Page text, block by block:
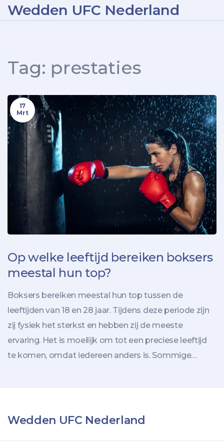
Wedden UFC Nederland
Tag: prestaties
17
Mrt
Op welke leeftijd bereiken boksers
meestal hun top?
Boksers bereiken meestal hun top tussen de
leeftijden van 18 en 28 jaar. Tijdens deze periode zijn
zij fysiek het sterkst en hebben zij de meeste
ervaring. Het is moeilijk om tot een preciese leeftijd
te komen, omdat iedereen anders is. Sommige
moeten boksers veel trainen, discipline hebben en
Wedden UFC Nederland